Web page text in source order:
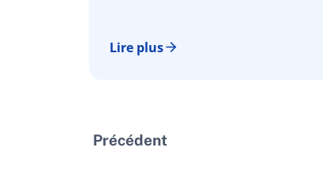
Lire plus
Précédent